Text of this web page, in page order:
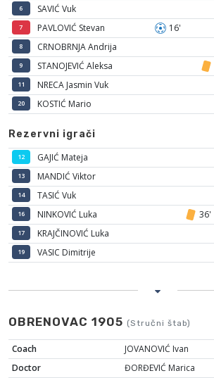
6 SAVIĆ Vuk
7 PAVLOVIĆ Stevan 16'
8 CRNOBRNJA Andrija
9 STANOJEVIĆ Aleksa
11 NRECA Jasmin Vuk
20 KOSTIĆ Mario
Rezervni igrači
12 GAJIĆ Mateja
13 MANDIĆ Viktor
14 TASIĆ Vuk
16 NINKOVIĆ Luka 36'
17 KRAJČINOVIĆ Luka
19 VASIC Dimitrije
OBRENOVAC 1905 (Stručni štab)
Coach
JOVANOVIĆ Ivan
Doctor
ĐORĐEVIĆ Marica